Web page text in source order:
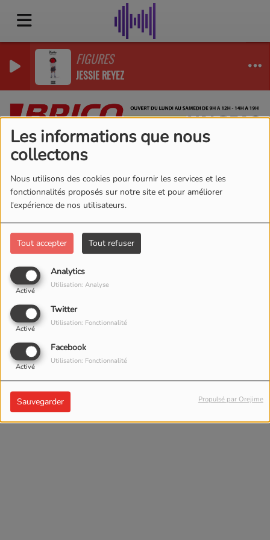
Les informations que nous
collectons
Nous utilisons des cookies pour fournir les services et les
fonctionnalités proposés sur notre site et pour améliorer
l'expérience de nos utilisateurs.
Tout accepter Tout refuser
Analytics
Activé
Utilisation: Analyse
Twitter
Activé
Utilisation: Fonctionnalité
Facebook
Activé
Utilisation: Fonctionnalité
Sauvegarder Propulsé par Orejime
FIGURES
JESSIE REYEZ
Vidéos CONCERT
CONCERT